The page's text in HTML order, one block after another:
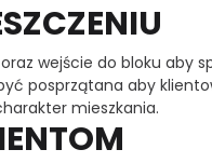
wejście do bloku aby
posprzątana aby
mieszkania.